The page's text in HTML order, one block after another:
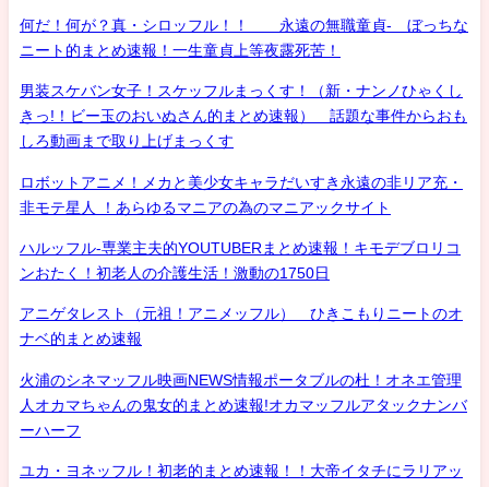
何だ！何が？真・シロッフル！！ 永遠の無職童貞- ぼっちな
ニート的まとめ速報！一生童貞上等夜露死苦！
男装スケバン女子！スケッフルまっくす！（新・ナンノひゃくし
きっ!！ビー玉のおいぬさん的まとめ速報） 話題な事件からおも
しろ動画まで取り上げまっくす
ロボットアニメ！メカと美少女キャラだいすき永遠の非リア充・
非モテ星人 ！あらゆるマニアの為のマニアックサイト
ハルッフル-専業主夫的YOUTUBERまとめ速報！キモデブロリコ
ンおたく！初老人の介護生活！激動の1750日
アニゲタレスト（元祖！アニメッフル） ひきこもりニートのオ
ナベ的まとめ速報
火浦のシネマッフル映画NEWS情報ポータブルの杜！オネエ管理
人オカマちゃんの鬼女的まとめ速報!オカマッフルアタックナンバ
ーハーフ
ユカ・ヨネッフル！初老的まとめ速報！！大帝イタチにラリアッ